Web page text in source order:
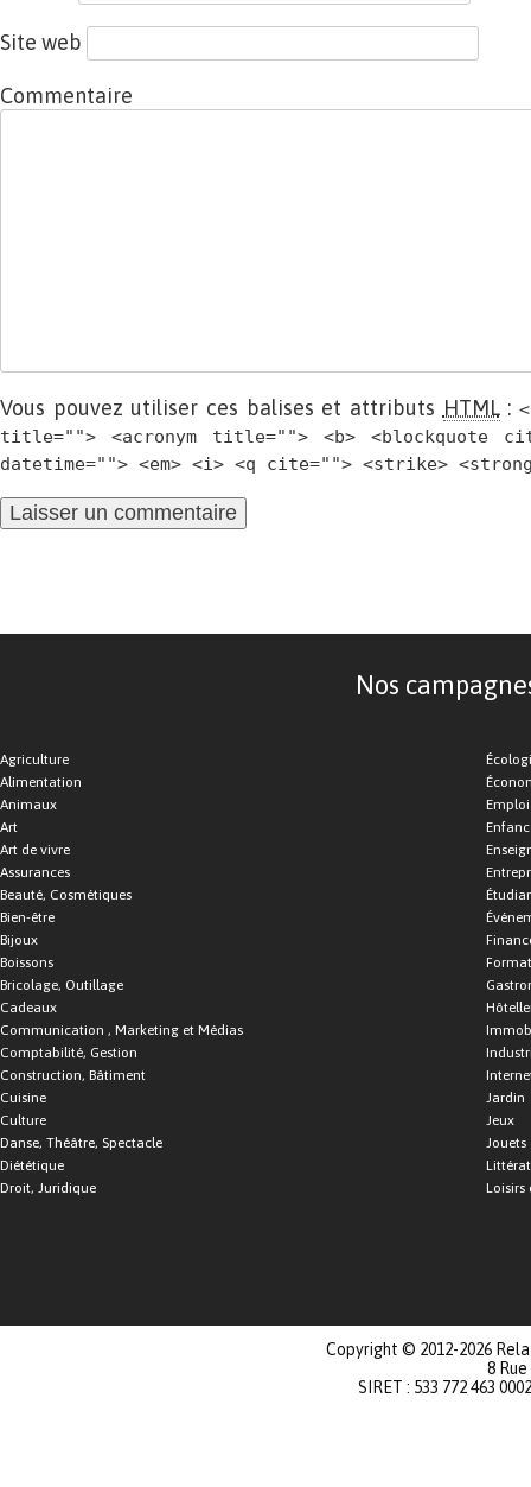
Site web
Commentaire
Vous pouvez utiliser ces balises et attributs HTML:
title=""> <acronym title=""> <b> <blockquote
datetime=""> <em> <i> <q cite=""> <strike>
Nos
Agriculture
Alimentation
Animaux
Art
Art de vivre
Assurances
Beauté, Cosmétiques
Bien-être
Bijoux
Boissons
Bricolage, Outillage
Cadeaux
Communication , Marketing et Médias
Comptabilité, Gestion
Construction, Bâtiment
Cuisine
Culture
Danse, Théâtre, Spectacle
Diététique
Droit, Juridique
Emploi
Jardin
Jeux
Jouets
Loisirs
Copyright © 2012-2026
8
SIRET : 533 772 463